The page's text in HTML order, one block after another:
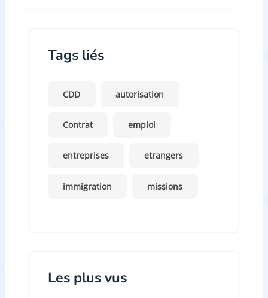
Tags liés
CDD autorisation
Contrat emploi
entreprises etrangers
immigration missions
Les plus vus